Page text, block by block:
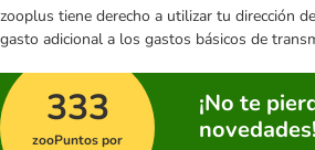
zooplus tiene derecho a utilizar tu dirección
gasto adicional a los gastos básicos de
333
zooPuntos por
¡No te
novedades!